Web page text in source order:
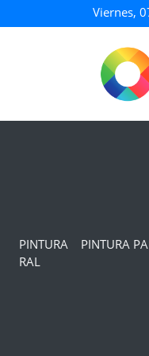
Viernes,
PINTURA
RAL
PINTURA